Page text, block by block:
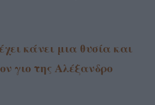
κάνει μια θυσία και
γιο της Αλέξανδρο